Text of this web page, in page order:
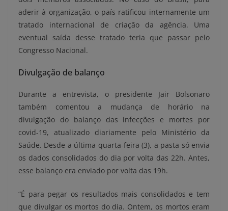
aderir à organização, o país ratificou internamente um
tratado internacional de criação da agência. Uma
eventual saída desse tratado teria que passar pelo
Congresso Nacional.
Divulgação de balanço
Durante a entrevista, o presidente Jair Bolsonaro
também comentou a mudança de horário na
divulgação do balanço das infecções e mortes por
covid-19, atualizado diariamente pelo Ministério da
Saúde. Desde a última quarta-feira (3), a pasta só envia
os dados consolidados do dia por volta das 22h. Antes,
esse balanço era enviado por volta das 19h.
“É para pegar os resultados mais consolidados e tem
que divulgar os mortos do dia. Ontem, os mortos eram